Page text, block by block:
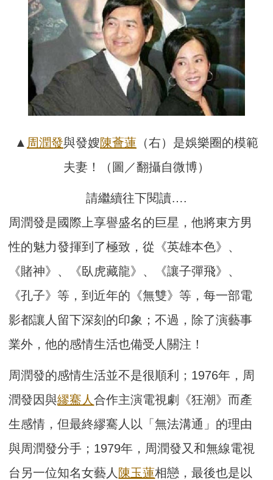
▲ 周潤發與發嫂陳薈蓮 （右）是娛樂圈的模範
夫妻！（圖／翻攝自微博）
請繼續往下閱讀….
周潤發是國際上享譽盛名的巨星，他將東方男
性的魅力發揮到了極致，從《英雄本色》、
《賭神》、《臥虎藏龍》、《讓子彈飛》、
《孔子》等，到近年的《無雙》等，每一部電
影都讓人留下深刻的印象；不過，除了演藝事
業外，他的感情生活也備受人關注！
周潤發的感情生活並不是很順利；1976年，周
潤發因與繆騫人合作主演電視劇《狂潮》而產
生感情，但最終繆騫人以「無法溝通」的理由
與周潤發分手；1979年，周潤發又和無線電視
台另一位知名女藝人 陳玉蓮相戀，最後也是以